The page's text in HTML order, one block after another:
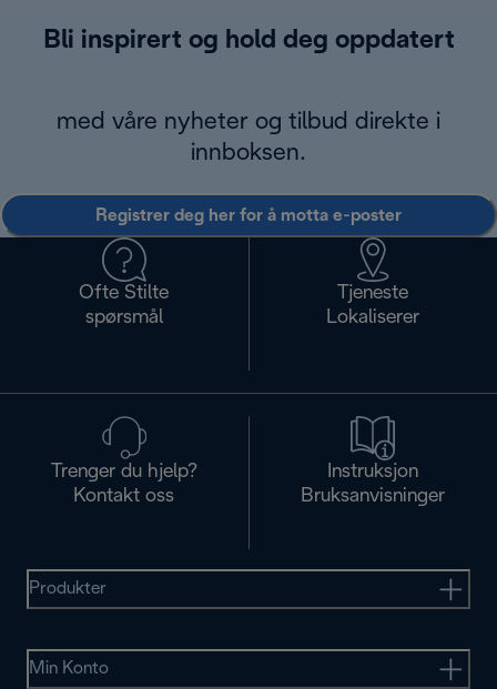
Bli inspirert og hold deg oppdatert
med våre nyheter og tilbud direkte i
innboksen.
Registrer deg her for å motta e-poster
Ofte Stilte
spørsmål
Tjeneste
Lokaliserer
Trenger du hjelp?
Kontakt oss
Instruksjon
Bruksanvisninger
Produkter
Min Konto